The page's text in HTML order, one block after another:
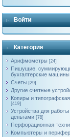
Войти
Категория
Арифмометры [24]
Пишущие,
бухгалтерские машины
Счеты [29]
Другие счетные
Копиры и
[419]
Устройства для работы
деньгами [78]
Перфорационная
Компьютеры и